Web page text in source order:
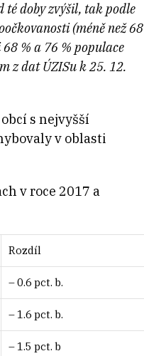
té doby zvýšil, tak podle
(méně než 68
% a 76 % populace
z dat ÚZISu k 25. 12.
s nejvyšší
v oblasti
v roce 2017 a
Rozdíl
– 0.6 pct. b.
– 1.6 pct. b.
– 1.5 pct. b